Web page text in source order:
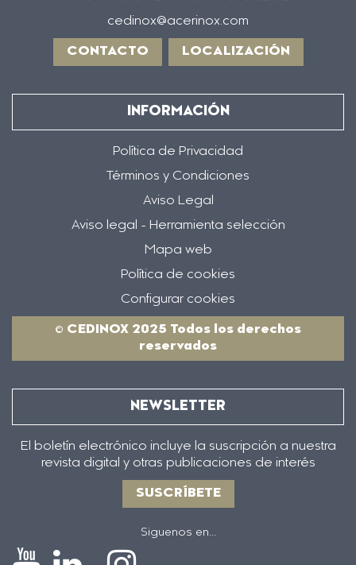
cedinox@acerinox.com
CONTACTO LOCALIZACIÓN
INFORMACIÓN
Política de Privacidad
Términos y Condiciones
Aviso Legal
Aviso legal - Herramienta selección
Mapa web
Política de cookies
Configurar cookies
© CEDINOX 2025 Todos los derechos
reservados
NEWSLETTER
El boletín electrónico incluye la suscripción a nuestra
revista digital y otras publicaciones de interés
SUSCRÍBETE
Siguenos en...